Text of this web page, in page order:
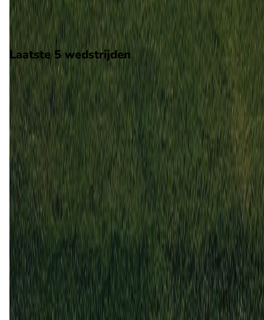
in de 1. Division.
Stadion: Onbekend
Scheidsrechter: Onbekend
Laatste 5 wedstrijden
H2H
Rijeka
Hajduk Split
26 apr
2026
Rijeka
Hajduk Split
0
4 mrt
2026
Rijeka
Hajduk Split
2
22 feb 2026
Hajduk Split
Rijeka
1
22 nov
2025